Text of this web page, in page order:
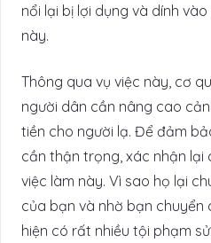
nổi lại bị lợi dụng và dính
này.
Thông qua vụ việc này, cơ
người dân cần nâng cao
tiền cho người lạ. Để đảm
cần thận trọng, xác nhận lại
việc làm này. Vì sao họ lại
của bạn và nhờ bạn chuyển
hiện có rất nhiều tội phạm